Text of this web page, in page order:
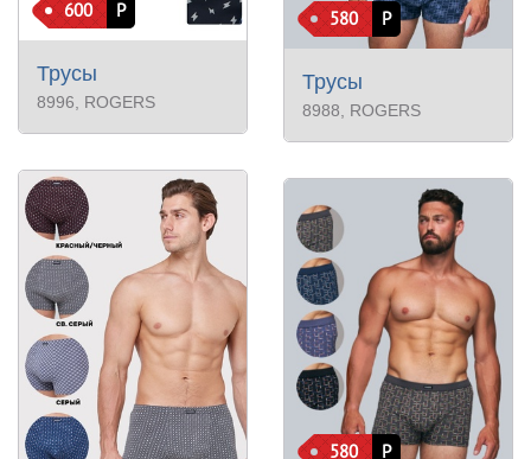
600 Р
Трусы
8996 , ROGERS
580 Р
Трусы
8988 , ROGERS
580 Р